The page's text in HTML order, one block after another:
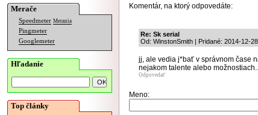
Merače
Speedmeter Merania
Pingmeter
Googlemeter
Hľadanie
Top články
Komentár, na ktorý odpovedáte:
Re: Sk serial
Od: WinstonSmith | Pridané: 2014-12-
jj, ale vedia j*bať v správnom čase
nejakom talente alebo
Odpovedať
Meno: